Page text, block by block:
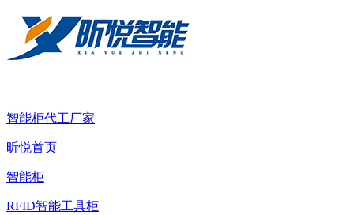
智能柜代工厂家
昕悦首页
智能柜
RFID智能工具柜